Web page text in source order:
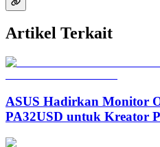
Artikel Terkait
ASUS Hadirkan Monitor
PA32USD untuk Kreator